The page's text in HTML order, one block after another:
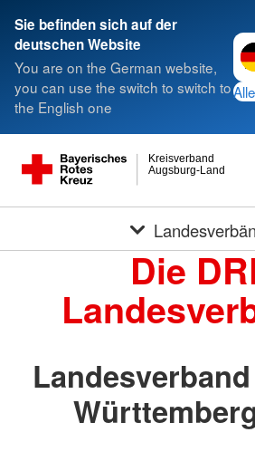
Sie befinden sich auf der
deutschen Website
You are on the German website,
you can use the switch to switch to
the English one
Augsburg-Land
Kreisverband
Die